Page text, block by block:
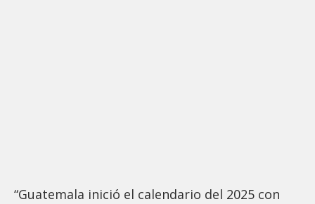
“Guatemala inició el calendario del 2025 con